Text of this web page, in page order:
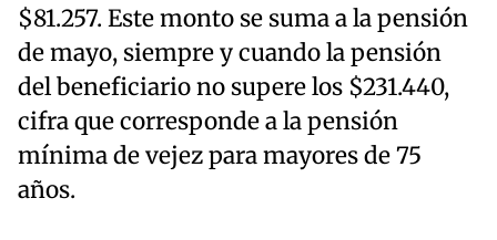
$81.257. Este monto se suma a la pensión
de mayo, siempre y cuando la pensión
del beneficiario no supere los $231.440,
cifra que corresponde a la pensión
mínima de vejez para mayores de 75
años.